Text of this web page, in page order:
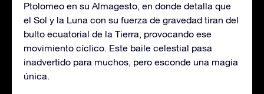
Ptolomeo en su Almagesto, en donde detalla que
el Sol y la Luna con su fuerza de gravedad tiran del
bulto ecuatorial de la Tierra, provocando ese
movimiento cíclico. Este baile celestial pasa
inadvertido para muchos, pero esconde una magia
única.